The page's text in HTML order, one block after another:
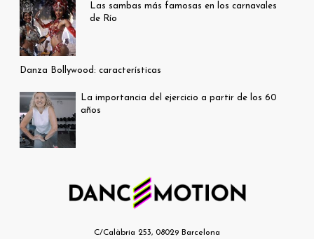
Las sambas más famosas en los carnavales
de Río
Danza Bollywood: características
La importancia del ejercicio a partir de los 60
años
C/Calàbria 253, 08029 Barcelona